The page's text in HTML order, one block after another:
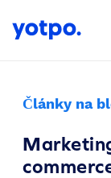
Články na